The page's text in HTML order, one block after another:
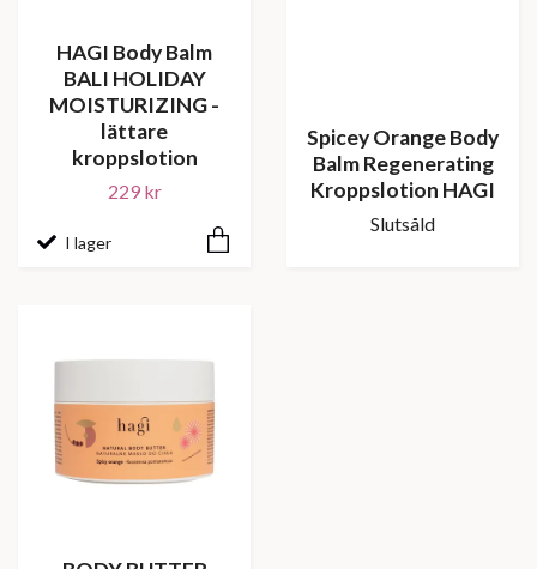
HAGI Body Balm
BALI HOLIDAY
MOISTURIZING -
lättare
kroppslotion
229 kr
I lager
Spicey Orange Body
Balm Regenerating
Kroppslotion HAGI
Slutsåld